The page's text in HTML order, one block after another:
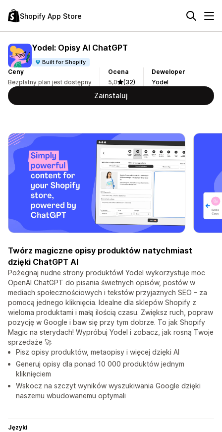
Shopify App Store
Yodel: Opisy AI ChatGPT
Built for Shopify
Ceny
Bezpłatny plan jest dostępny
Ocena
5,0
(32)
Deweloper
Yodel
Zainstaluj
Twórz magiczne opisy produktów natychmiast
dzięki ChatGPT AI
Pożegnaj nudne strony produktów! Yodel wykorzystuje moc
OpenAI ChatGPT do pisania świetnych opisów, postów w
mediach społecznościowych i tekstów przyjaznych SEO – za
pomocą jednego kliknięcia. Idealne dla sklepów Shopify z
wieloma produktami i małą ilością czasu. Zwiększ ruch, popraw
pozycję w Google i baw się przy tym dobrze. To jak Shopify
Magic na sterydach! Wypróbuj Yodel i zobacz, jak rosną Twoje
sprzedaże 🚀
Pisz opisy produktów, metaopisy i więcej dzięki AI
Generuj opisy dla ponad 10 000 produktów jednym
kliknięciem
Wskocz na szczyt wyników wyszukiwania Google dzięki
naszemu wbudowanemu optymali
Języki